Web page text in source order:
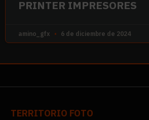
PRINTER IMPRESORES
amino_gfx 6 de diciembre de 2024
TERRITORIO FOTO